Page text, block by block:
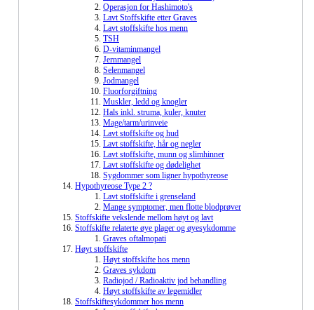
Operasjon for Hashimoto's
Lavt Stoffskifte etter Graves
Lavt stoffskifte hos menn
TSH
D-vitaminmangel
Jernmangel
Selenmangel
Jodmangel
Fluorforgiftning
Muskler, ledd og knogler
Hals inkl. struma, kuler, knuter
Mage/tarm/urinveie
Lavt stoffskifte og hud
Lavt stoffskifte, hår og negler
Lavt stoffskifte, munn og slimhinner
Lavt stoffskifte og dødelighet
Sygdommer som ligner hypothyreose
Hypothyreose Type 2 ?
Lavt stoffskifte i grenseland
Mange symptomer, men flotte blodprøver
Stoffskifte vekslende mellom høyt og lavt
Stoffskifte relaterte øye plager og øyesykdomme
Graves oftalmopati
Høyt stoffskifte
Høyt stoffskifte hos menn
Graves sykdom
Radiojod / Radioaktiv jod behandling
Høyt stoffskifte av legemidler
Stoffskiftesykdommer hos menn